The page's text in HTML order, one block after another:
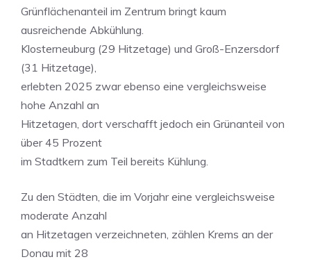
Grünflächenanteil im Zentrum bringt kaum
ausreichende Abkühlung.
Klosterneuburg (29 Hitzetage) und Groß-Enzersdorf
(31 Hitzetage),
erlebten 2025 zwar ebenso eine vergleichsweise
hohe Anzahl an
Hitzetagen, dort verschafft jedoch ein Grünanteil von
über 45 Prozent
im Stadtkern zum Teil bereits Kühlung.
Zu den Städten, die im Vorjahr eine vergleichsweise
moderate Anzahl
an Hitzetagen verzeichneten, zählen Krems an der
Donau mit 28